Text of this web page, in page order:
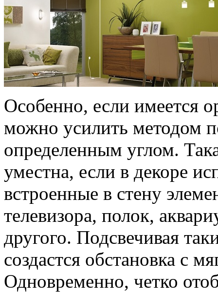
Особенно, если имеется
можно усилить методом
определенным углом.
уместна, если в декоре
встроенные в стену
телевизора, полок,
другого. Подсвечивая
создастся обстановка с
Одновременно, четко